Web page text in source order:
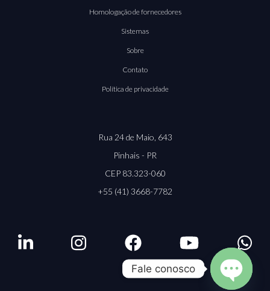
Homologação de fornecedores
Sistemas
Sobre
Contato
Política de privacidade
Rua 24 de Maio, 643
Pinhais - PR
CEP 83.323-060
+55 (41) 3668-7782
Fale conosco